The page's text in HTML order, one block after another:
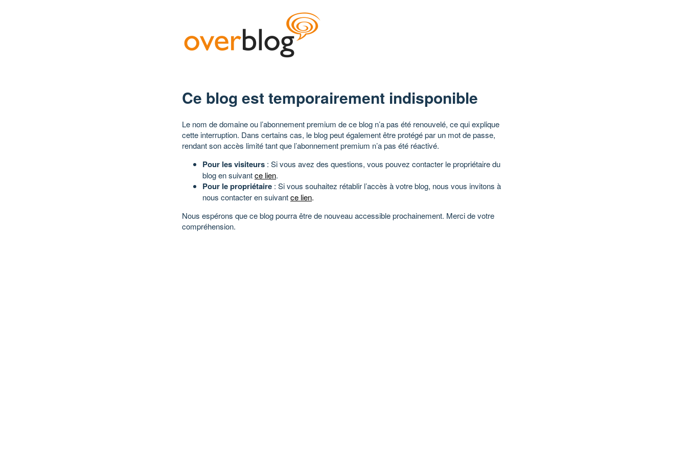
Ce blog est temporairement indisponible
Le nom de domaine ou l’abonnement premium de ce blog n’a pas été renouvelé, ce qui explique
cette interruption. Dans certains cas, le blog peut également être protégé par un mot de passe,
rendant son accès limité tant que l’abonnement premium n’a pas été réactivé.
Pour les visiteurs : Si vous avez des questions, vous pouvez contacter le propriétaire du
blog en suivantce lien.
Pour le propriétaire : Si vous souhaitez rétablir l’accès à votre blog, nous vous invitons à
nous contacter en suivantce lien.
Nous espérons que ce blog pourra être de nouveau accessible prochainement. Merci de votre
compréhension.